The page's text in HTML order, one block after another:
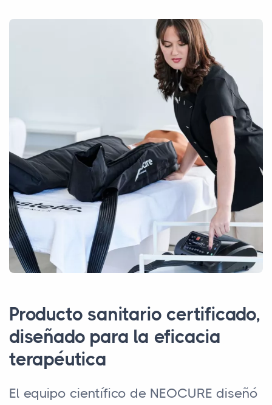
Producto sanitario certificado,
diseñado para la eficacia
terapéutica
El equipo científico de NEOCURE diseñó